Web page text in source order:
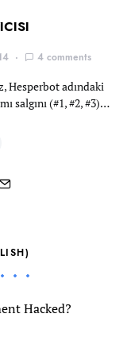
4 comments
Hesperbot adındaki
salgını (#1, #2, #3)…
Hacked?